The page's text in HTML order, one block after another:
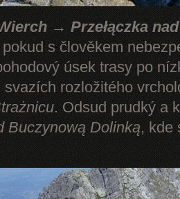
→ Przełączka
s člověkem
úsek trasy po
rozložitého
. Odsud prudký a
Buczynową Dolinką, kde